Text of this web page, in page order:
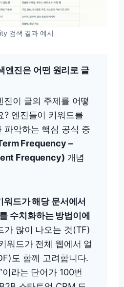
검색 결과 예시
엔진은 어떤 원리로 글
진이 글의 주제를 어떻
? 엔진들이 키워드를
파악하는 핵심 공식 중
Frequency –
Frequency) 개념
드가 해당 문서에서
수치화하는 방법이에
가 많이 나오는 것(TF)
워드가 전체 웹에서 얼
도 함께 고려합니다.
이라는 단어가 100번